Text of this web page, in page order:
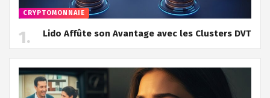
CRYPTOMONNAIE
Lido Affûte son Avantage avec les Clusters DVT